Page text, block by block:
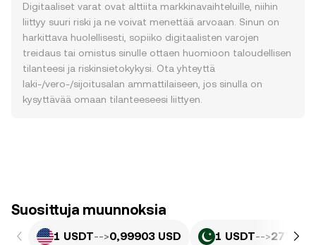
Digitaaliset varat ovat alttiita markkinavaihteluille, niihin
liittyy suuri riski ja ne voivat menettää arvoaan. Sinun on
harkittava huolellisesti, sopiiko digitaalisten varojen
treidaus tai omistus sinulle ottaen huomioon taloudellisen
tilanteesi ja riskinsietokykysi. Ota yhteyttä
laki-/vero-/sijoitusalan ammattilaiseen, jos sinulla on
kysyttävää omaan tilanteeseesi liittyen.
Suosittuja muunnoksia
1 USDT-->0,99903 USD 1 USDT-->277,48